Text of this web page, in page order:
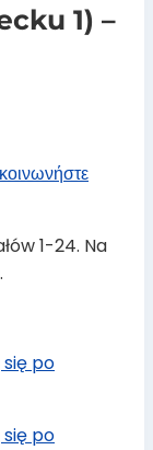
1) –
1-24. Na
się po
się po